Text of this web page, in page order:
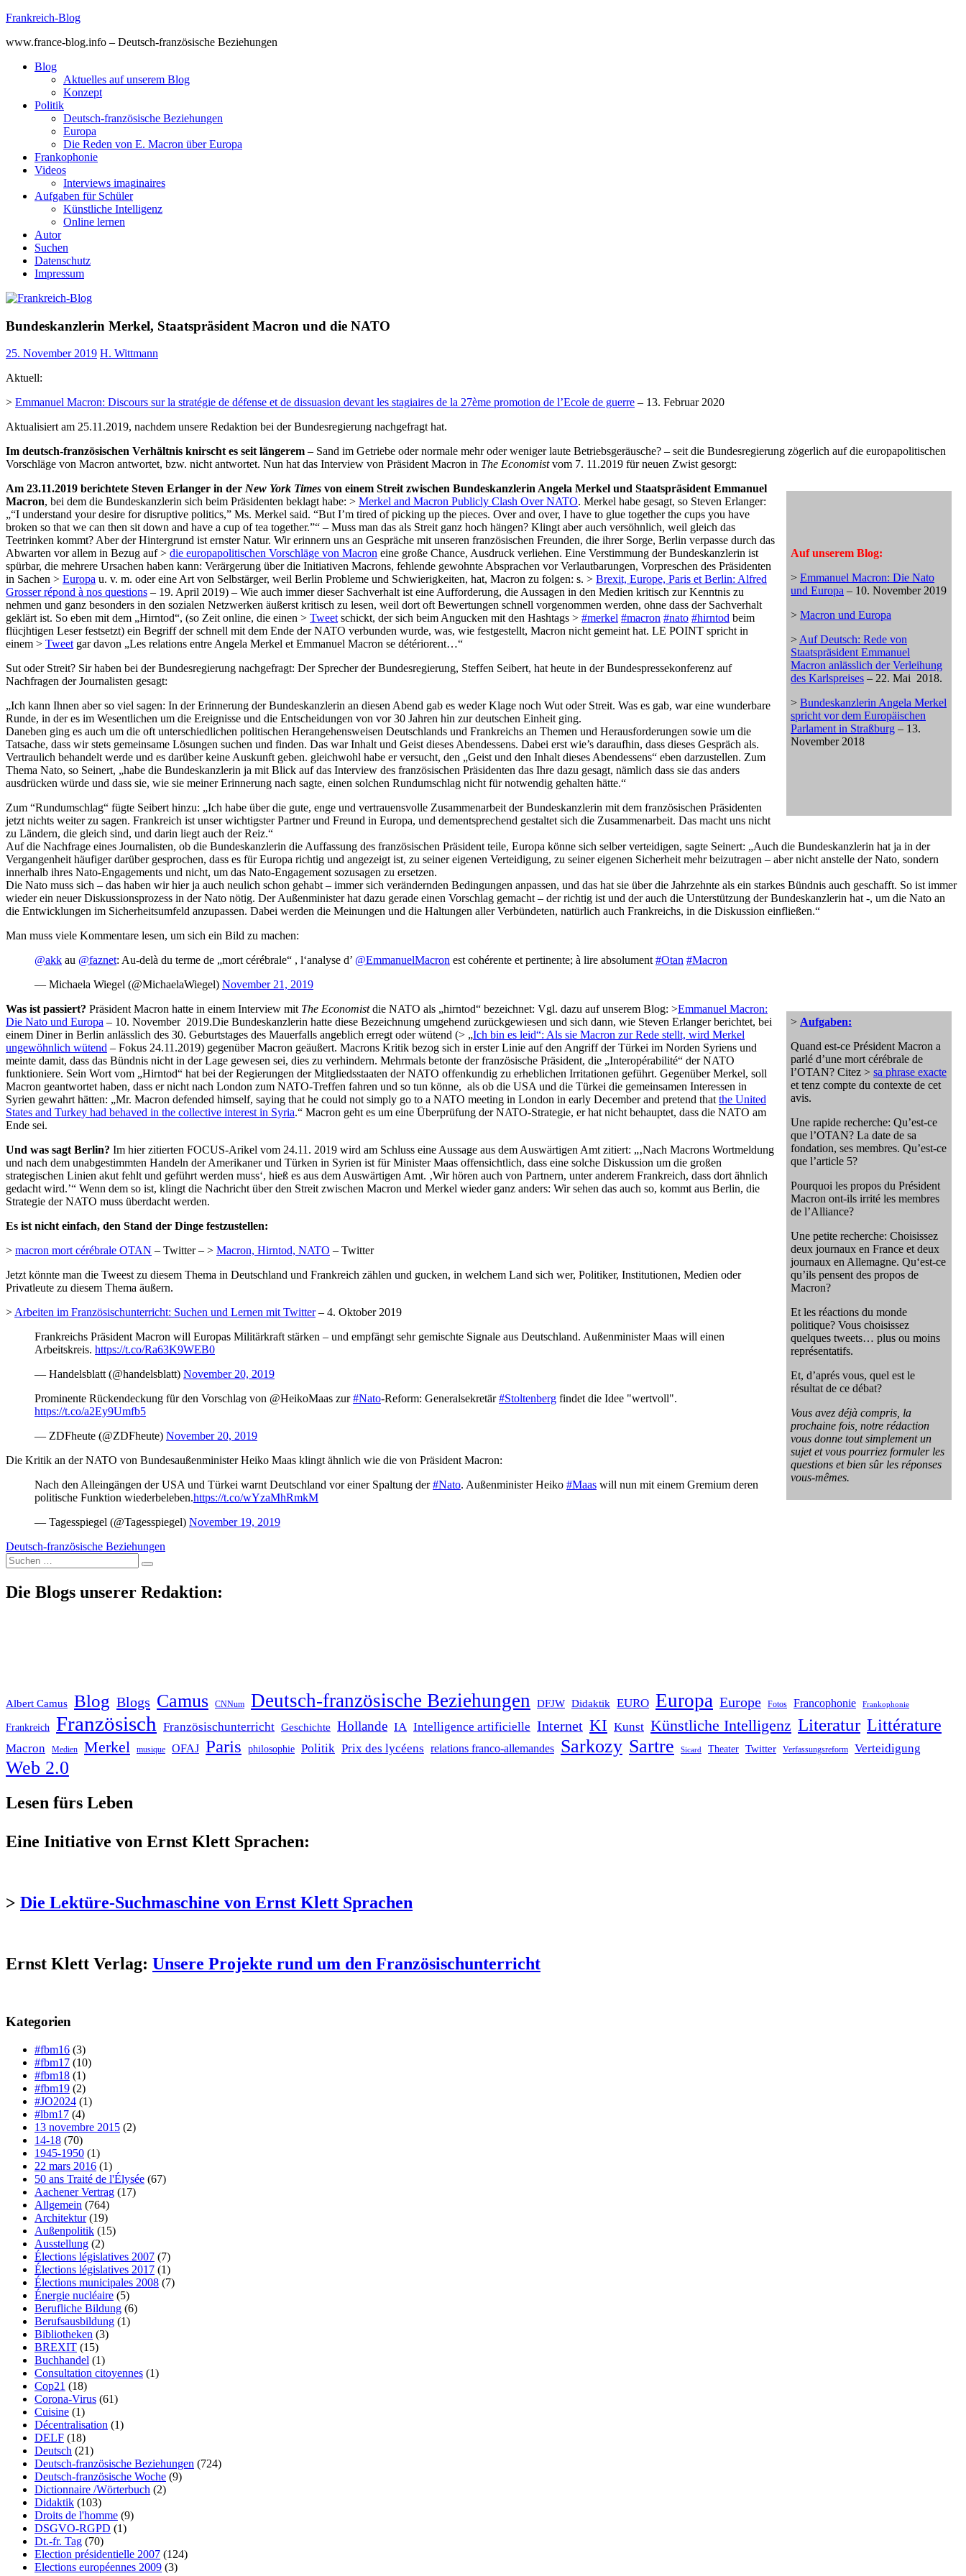
Skip
content
Frankreich-Blog
www.france-blog.info – Deutsch-französische Beziehungen
Blog
Aktuelles auf unserem Blog
Konzept
Politik
Deutsch-französische Beziehungen
Europa
Die Reden von E. Macron über Europa
Frankophonie
Videos
Interviews imaginaires
Aufgaben für Schüler
Künstliche Intelligenz
Online lernen
Autor
Suchen
Datenschutz
Impressum
Bundeskanzlerin Merkel, Staatspräsident Macron und die NATO
25. November 2019 H. Wittmann
Aktuell:
> Emmanuel Macron: Discours sur la stratégie de défense et de dissuasion devant les stagiaires de la 27ème promotion de l’Ecole de guerre – 13. Februar 2020
Aktualisiert am 25.11.2019, nachdem unsere Redaktion bei der Bundesregierung nachgefragt hat.
Im deutsch-französischen Verhältnis knirscht es seit längerem – Sand im Getriebe oder normale mehr oder weniger laute Betriebsgeräusche? – seit die Bundesregierung zögerlich auf die europapolitischen
Vorschläge von Macron antwortet, bzw. nicht antwortet. Nun hat das Interview von Präsident Macron in The Economistvom 7. 11.2019 für neuen Zwist gesorgt:
Auf unserem Blog:
> Emmanuel Macron: Die Nato
und Europa – 10. November 2019
> Macron und Europa
>Auf Deutsch: Rede von
Staatspräsident Emmanuel
Macron anlässlich der Verleihung
des Karlspreises – 22. Mai 2018.
> Bundeskanzlerin Angela Merkel
spricht vor dem Europäischen
Parlament in Straßburg – 13.
November 2018
Am 23.11.2019 berichtete Steven Erlanger in der New York Times von einem Streit zwischen Bundeskanzlerin Angela Merkel und Staatspräsident Emmanuel
Macron, bei dem die Bundeskanzlerin sich beim Präsidenten beklagt habe: > Merkel and Macron Publicly Clash Over NATO. Merkel habe gesagt, so Steven Erlanger:
„“I understand your desire for disruptive politics,” Ms. Merkel said. “But I’m tired of picking up the pieces. Over and over, I have to glue together the cups you have
broken so that we can then sit down and have a cup of tea together.”“ – Muss man das als Streit ganz hoch hängen? Klingt aber auch versöhnlich, weil gleich das
Teetrinken kommt? Aber der Hintergrund ist ernster Natur. Wir erinnern uns an Gespräche mit unseren französischen Freunden, die ihrer Sorge, Berlin verpasse durch das
Abwarten vor allem in Bezug auf > die europapolitischen Vorschläge von Macron eine große Chance, Ausdruck verliehen. Eine Verstimmung der Bundeskanzlerin ist
spürbar, die mehrere Ursachen haben kann: Verärgerung über die Initiativen Macrons, fehlende gewohnte Absprachen vor Verlautbarungen, Vorpreschen des Präsidenten
in Sachen > Europa u. v. m. oder eine Art von Selbstärger, weil Berlin Probleme und Schwierigkeiten, hat, Macron zu folgen: s. > Brexit, Europe, Paris et Berlin: Alfred
Grosser répond à nos questions – 19. April 2019) – Wie auch immer dieser Sachverhalt ist eine Aufforderung, die Aussagen in den Medien kritisch zur Kenntnis zu
nehmen und ganz besonders in den sozialen Netzwerken äußerst kritisch zu lesen, weil dort oft Bewertungen schnell vorgenommen werden, ohne dass der Sachverhalt
geklärt ist. So eben mit dem „Hirntod“, (so Zeit online, die einen > Tweetschickt, der sich beim Angucken mit den Hashtags > #merkel #macron #nato #hirntod beim
flücjhtigen Leser festsetzt) ein Begriff der schnell mit dem Ende der NATO verbunden wurde, was, wie festgestellt, Macron nicht gemeint hat. LE POINT spricht in
einem > Tweetgar davon „Les relations entre Angela Merkel et Emmanuel Macron se détériorent…“
Sut oder Streit? Sir haben bei der Bundesregierung nachgefragt: Der Sprecher der Bundesregierung, Steffen Seibert, hat heute in der Bundespressekonferenz auf
Nachfragen der Journalisten gesagt:
„Ich kann Ihnen aber so viel sagen: In der Erinnerung der Bundeskanzlerin an diesen Abend gab es weder Klage noch Wut oder Streit. Was es gab, war eine wunderbare
Runde, in der es im Wesentlichen um die Ereignisse und die Entscheidungen von vor 30 Jahren hin zur deutschen Einheit ging.
Daneben ging es auch um die oft unterschiedlichen politischen Herangehensweisen Deutschlands und Frankreichs an Themen und Herausforderungen sowie um die
Tatsache, dass wir stets gemeinsame Lösungen suchen und finden. Das war Inhalt und Geist dieses Abendessens. Dabei erst wie’s daraufhin, dass dieses Gespräch als.
Vertraulich behandelt werde und es darüber keine Auskunft geben. gleichwohl habe er versucht, den „Geist und den Inhalt dieses Abendessens“ eben darzustellen. Zum
Thema Nato, so Seinert, „habe die Bundeskanzlerin ja mit Blick auf das Interview des französischen Präsidenten das Ihre dazu gesagt, nämlich dass sie das anders
ausdrücken würde und dass sie, wie sie meiner Erinnerung nach sagte, einen solchen Rundumschlag nicht für notwendig gehalten hätte.“
Zum “Rundumschlag“ fügte Seibert hinzu: „Ich habe über die gute, enge und vertrauensvolle Zusammenarbeit der Bundeskanzlerin mit dem französischen Präsidenten
jetzt nichts weiter zu sagen. Frankreich ist unser wichtigster Partner und Freund in Europa, und dementsprechend gestaltet sich die Zusammenarbeit. Das macht uns nicht
zu Ländern, die gleich sind, und darin liegt auch der Reiz.“
Auf die Nachfrage eines Journalisten, ob die Bundeskanzlerin die Auffassung des französischen Präsident teile, Europa könne sich selber verteidigen, sagte Seinert: „Auch die Bundeskanzlerin hat ja in der
Vergangenheit häufiger darüber gesprochen, dass es für Europa richtig und angezeigt ist, zu seiner eigenen Verteidigung, zu seiner eigenen Sicherheit mehr beizutragen – aber nicht anstelle der Nato, sondern
innerhalb ihres Nato-Engagements und nicht, um das Nato-Engagement sozusagen zu ersetzen.
Die Nato muss sich – das haben wir hier ja auch neulich schon gehabt – immer sich verändernden Bedingungen anpassen, und das hat sie über die Jahrzehnte als ein starkes Bündnis auch geschafft. So ist immer
wieder ein neuer Diskussionsprozess in der Nato nötig. Der Außenminister hat dazu gerade einen Vorschlag gemacht – der richtig ist und der auch die Unterstützung der Bundeskanzlerin hat -, um die Nato an
die Entwicklungen im Sicherheitsumfeld anzupassen. Dabei werden die Meinungen und die Haltungen aller Verbündeten, natürlich auch Frankreichs, in die Diskussion einfließen.“
Man muss viele Kommentare lesen, um sich ein Bild zu machen:
@akk au @faznet: Au-delà du terme de „mort cérébrale“ , l‘analyse d’ @EmmanuelMacron est cohérente et pertinente; à lire absolument#Otan #Macron
— Michaela Wiegel (@MichaelaWiegel) November 21, 2019
> Aufgaben:
Quand est-ce Président Macron a
parlé d’une mort cérébrale de
l’OTAN? Citez > sa phrase exacte
et tenz compte du contexte de cet
avis.
Une rapide recherche: Qu’est-ce
que l’OTAN? La date de sa
fondation, ses membres. Qu’est-ce
que l’article 5?
Pourquoi les propos du Président
Macron ont-ils irrité les membres
de l’Alliance?
Une petite recherche: Choisissez
deux journaux en France et deux
journaux en Allemagne. Qu‘est-ce
qu’ils pensent des propos de
Macron?
Et les réactions du monde
politique? Vous choisissez
quelques tweets… plus ou moins
représentatifs.
Et, d’aprés vous, quel est le
résultat de ce débat?
Vous avez déjà compris, la
prochaine fois, notre rédaction
vous donne tout simplement un
sujet et vous pourriez formuler les
questions et bien sûr les réponses
vous-mêmes.
Was ist passiert? Präsident Macron hatte in einem Interview mit The Economistdie NATO als „hirntod“ bezeichnet: Vgl. dazu auf unserem Blog: >Emmanuel Macron:
Die Nato und Europa – 10. November 2019.Die Bundeskanzlerin hatte diese Bezeichnung umgehend zurückgewiesen und sich dann, wie Steven Erlanger berichtet, bei
einem Diner in Berlin anlässlich des 30. Geburtstages des Mauerfalls angeblich erregt oder wütend (> „Ich bin es leid“: Als sie Macron zur Rede stellt, wird Merkel
ungewöhnlich wütend – Fokus 24.11.2019) gegenüber Macron geäußert. Macrons Kritik bezog sich in erster Linie auf den Angriff der Türkei im Norden Syriens und
meinte damit, dass das Bündnis nicht in der Lage gewesen sei, dies zu verhindern. Mehrmals betonte der französische Präsident, die „Interopérabilité“ der NATO
funktioniere. Sein Wort vom „Hirntod“ hat bei der Regierungen der Mitgliedsstaaten der NATO offenkundig zu erheblichen Irritationen geführt. Gegenüber Merkel, soll
Macron geantwortet haben, dass er nicht nach London zum NATO-Treffen fahren und so tun könne, als ob die USA und die Türkei die gemeinsamen Interessen in
Syrien gewahrt hätten: „Mr. Macron defended himself, saying that he could not simply go to a NATO meeting in London in early December and pretend thatthe United
States and Turkey had behaved in the collective interest in Syria.“ Macron geht es um eine Überprüfung der NATO-Strategie, er hat nicht behauptet, dass die NATO am
Ende sei.
Und was sagt Berlin? Im hier zitierten FOCUS-Arikel vom 24.11. 2019 wird am Schluss eine Aussage aus dem Auswärtigen Amt zitiert: „‚Nach Macrons Wortmeldung
und nach dem unabgestimmten Handeln der Amerikaner und Türken in Syrien ist für Minister Maas offensichtlich, dass eine solche Diskussion um die großen
strategischen Linien akut fehlt und geführt werden muss‘, hieß es aus dem Auswärtigen Amt. ‚Wir hören auch von Partnern, unter anderem Frankreich, dass dort ähnlich
gedacht wird.’“ Wenn dem so ist, klingt die Nachricht über den Streit zwischen Macron und Merkel wieder ganz anders: Wir sehen das auch so, kommt aus Berlin, die
Strategie der NATO muss überdacht werden.
Es ist nicht einfach, den Stand der Dinge festzustellen:
> macron mort cérébrale OTAN – Twitter – > Macron, Hirntod, NATO – Twitter
Jetzt könnte man die Tweest zu diesem Thema in Deutschland und Frankreich zählen und gucken, in welchem Land sich wer, Politiker, Institutionen, Medien oder
Privatleute zu diesem Thema äußern.
>Arbeiten im Französischunterricht: Suchen und Lernen mit Twitter– 4. Oktober 2019
Frankreichs Präsident Macron will Europas Militärkraft stärken – und empfängt sehr gemischte Signale aus Deutschland. Außenminister Maas will einen
Arbeitskreis. https://t.co/Ra63K9WEB0
— Handelsblatt (@handelsblatt) November 20, 2019
Prominente Rückendeckung für den Vorschlag von @HeikoMaas zur#Nato-Reform: Generalsekretär#Stoltenberg findet die Idee "wertvoll".
https://t.co/a2Ey9Umfb5
— ZDFheute (@ZDFheute) November 20, 2019
Die Kritik an der NATO von Bundesaußenminister Heiko Maas klingt ähnlich wie die von Präsident Macron:
Nach den Alleingängen der USA und Türkei warnt Deutschland vor einer Spaltung der#Nato. Außenminister Heiko #Maas will nun mit einem Gremium deren
politische Funktion wiederbeleben.https://t.co/wYzaMhRmkM
— Tagesspiegel (@Tagesspiegel) November 19, 2019
Deutsch-französische Beziehungen
Suche
nach:
Die Blogs unserer Redaktion:
Albert Camus Blog Blogs Camus CNNum Deutsch-französische Beziehungen DFJW Didaktik EURO Europa Europe Fotos Francophonie Frankophonie
Frankreich Französisch Französischunterricht Geschichte Hollande IA Intelligence artificielle Internet KI Kunst Künstliche Intelligenz Literatur Littérature
Macron Medien Merkel musique OFAJ Paris philosophie Politik Prix des lycéens relations franco-allemandes Sarkozy Sartre Sicard Theater Twitter Verfassungsreform Verteidigung
Web 2.0
Lesen fürs Leben
Eine Initiative von Ernst Klett Sprachen:
> Die Lektüre-Suchmaschine von Ernst Klett Sprachen
Ernst Klett Verlag: Unsere Projekte rund um den Französischunterricht
Kategorien
#fbm16 (3)
#fbm17 (10)
#fbm18 (1)
#fbm19 (2)
#JO2024 (1)
#lbm17 (4)
13 novembre 2015 (2)
14-18 (70)
1945-1950 (1)
22 mars 2016 (1)
50 ans Traité de l'Élysée (67)
Aachener Vertrag (17)
Allgemein (764)
Architektur(19)
Außenpolitik (15)
Ausstellung (2)
Élections législatives 2007 (7)
Élections législatives 2017 (1)
Élections municipales 2008 (7)
Énergie nucléaire (5)
Berufliche Bildung (6)
Berufsausbildung (1)
Bibliotheken (3)
BREXIT (15)
Buchhandel (1)
Consultation citoyennes (1)
Cop21 (18)
Corona-Virus (61)
Cuisine (1)
Décentralisation (1)
DELF (18)
Deutsch (21)
Deutsch-französische Beziehungen (724)
Deutsch-französische Woche (9)
Dictionnaire /Wörterbuch (2)
Didaktik (103)
Droits de l'homme (9)
DSGVO-RGPD (1)
Dt.-fr. Tag (70)
Election présidentielle 2007 (124)
Elections européennes 2009 (3)